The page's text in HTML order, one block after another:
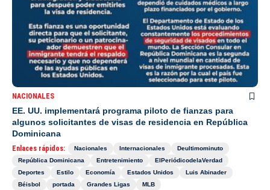
NACIONALES
EE. UU. implementará programa piloto de fianzas para
algunos solicitantes de visas de residencia en República
Dominicana
Enlaces rápidos: Nacionales Internacionales
Deultimominuto
República Dominicana
Entretenimiento
ElPeriódicodelaVerdad
Deportes
Estilo Economía Estados Unidos
Luis Abinader
Béisbol
portada Grandes Ligas MLB